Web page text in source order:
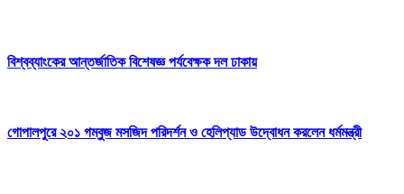
বিশ্বব্যাংকের আন্তর্জাতিক বিশেষজ্ঞ পর্যবেক্ষক দল ঢাকায়
গোপালপুরে ২০১ গম্বুজ মসজিদ পরিদর্শন ও হেলিপ্যাড উদ্বোধন করলেন ধর্মমন্ত্রী